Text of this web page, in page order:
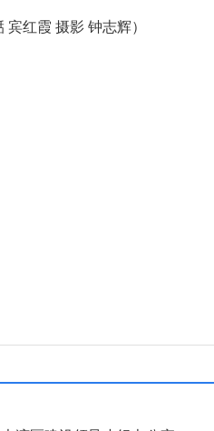
红霞 摄影 钟志辉）